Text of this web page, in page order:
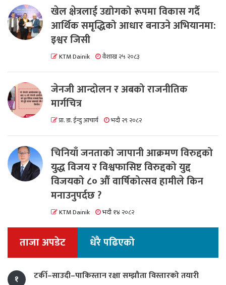
खेल क्षेत्रलाई उद्योगको रूपमा विकास गर्दै
आर्थिक समृद्धिको आधार बनाउने अभियानमा:
इश्वर जिसी
KTM Dainik वैशाख २५ २०८३
जेनजी आन्दोलन र अबको राजनीतिक
मार्गचित्र
प्रा. डा. ईन्दु आचार्य भदौ २९ २०८२
चिनियाँ जनताको जापानी आक्रमण विरुद्दको
युद्ध विजय र विश्वफासिष्ट विरुद्दको युद्द
विजयको ८० औं वार्षिकोत्सव हामीले किन
मनाउनुपर्दछ ?
KTM Dainik भदौ १४ २०८२
ताजा अपडेट धेरै पढिएको
१ टर्की–साउदी–पाकिस्तान रक्षा सम्झौता विस्तारको तयारी